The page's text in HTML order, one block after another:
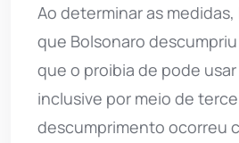
Ao determinar as
que Bolsonaro
que o proibia de pode
inclusive por meio de
descumprimento ocorreu